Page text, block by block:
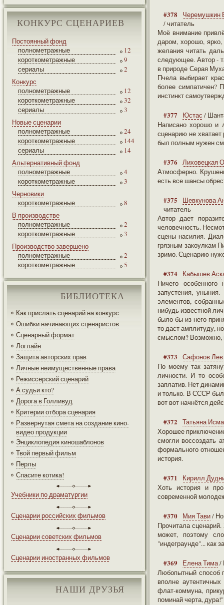
КОНКУРС СЦЕНАРИЕВ
Постоянный фонд
полнометражные
12
короткометражные
9
сериалы
2
Конкурс
полнометражные
12
короткометражные
32
сериалы
3
Новые сценарии
полнометражные
24
короткометражные
144
сериалы
14
Альтернативный фонд
полнометражные
4
короткометражные
3
Черновики
короткометражные
8
В производстве
полнометражные
2
короткометражные
3
Производство завершено
полнометражные
2
короткометражные
5
БИБЛИОТЕКА
Как прислать сценарий на конкурс
Ошибки начинающих сценаристов
Сценарный формат
Логлайн
Защита авторских прав
Личные неимущественные права
Режиссерский сценарий
А судьи кто?
Дорога в Голливуд
Критерии отбора сценария
Развернутая смета на создание кино-
видео продукции
Энциклопедия киношаблонов
Твой первый фильм
Перлы
Спасите котика!
Учебники по драматургии
Сценарии российских фильмов
Сценарии советских фильмов
Сценарии иностранных фильмов
НАШИ ДРУЗЬЯ
#378
Черемушкин
/ читатель
Моё внимание
даром, хорошо,
желания читать
следующее. Автор -
в природе Серая
Пчела выбирает
более симпатичен?
инстинкт
#377 Юстас /
Написано хорошо и
сценарию не хватает
был полным нужен
#376
Лиховецкая
Атмосферно.
есть все шансы
#375
Шевкунова
читатель
Автор дает
человечность.
сцены насилия.
грязным закоулкам
зримо. Сценарию
#374
Кабышев
Ничего
запустения,
элементов,
нибудь известной
было бы из него
то даст амплитуду,
смыслом? Возможно,
#373
Сафонов Лев
По моему так
личности. И то
заплатив. Нет
и только. В СССР
вот вот начнётся
#372
Татьяна
Хорошее
смогли воссоздать
формального
история.
#371
Кирилл
Хоть история и
современной
#370 Мия Тави/
Прочитала
может, поэтому
"индеграунде"... как
#369 Елена Тима/
Любопытный способ
вполне
флат-коммуна,
поминай черта,